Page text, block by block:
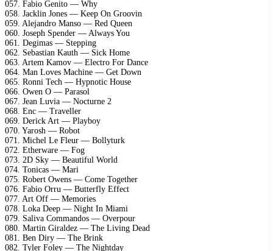
057. Fabio Genito — Why
058. Jacklin Jones — Keep On Groovin
059. Alejandro Manso — Red Queen
060. Joseph Spender — Always You
061. Degimas — Stepping
062. Sebastian Kauth — Sick Home
063. Artem Kamov — Electro For Dance
064. Man Loves Machine — Get Down
065. Ronni Tech — Hypnotic House
066. Owen O — Parasol
067. Jean Luvia — Nocturne 2
068. Enc — Traveller
069. Derick Art — Playboy
070. Yarosh — Robot
071. Michel Le Fleur — Bollyturk
072. Etherware — Fog
073. 2D Sky — Beautiful World
074. Tonicas — Mari
075. Robert Owens — Come Together
076. Fabio Orru — Butterfly Effect
077. Art Off — Memories
078. Loka Deep — Night In Miami
079. Saliva Commandos — Overpour
080. Martin Giraldez — The Living Dead
081. Ben Diry — The Brink
082. Tyler Foley — The Nightday